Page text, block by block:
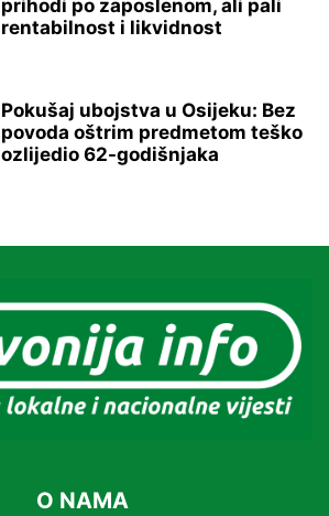
prihodi po zaposlenom, ali pali
rentabilnost i likvidnost
Pokušaj ubojstva u Osijeku: Bez
povoda oštrim predmetom teško
ozlijedio 62-godišnjaka
O NAMA